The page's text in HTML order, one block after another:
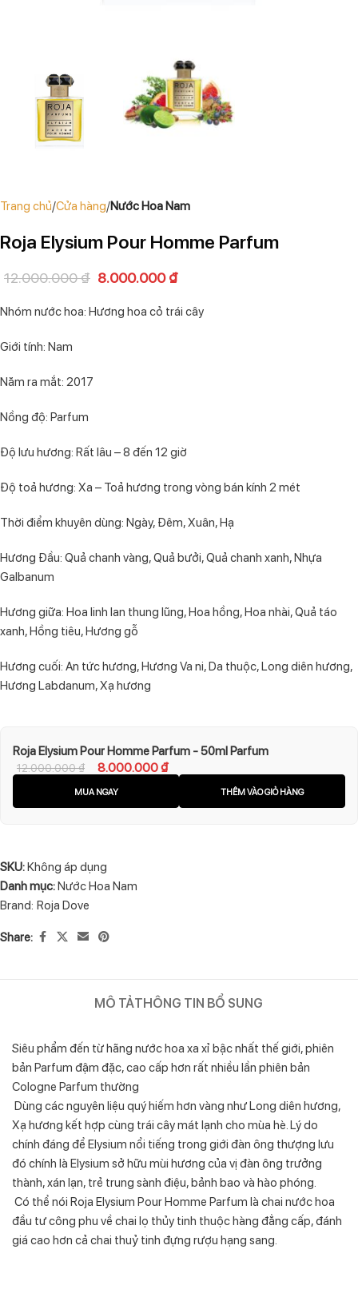
Trang chủ Cửa hàng Nước Hoa Nam
Roja Elysium Pour Homme Parfum
12.000.000₫ 8.000.000₫
Nhóm nước hoa: Hương hoa cỏ trái cây
Giới tính: Nam
Năm ra mắt: 2017
Nồng độ: Parfum
Độ lưu hương: Rất lâu – 8 đến 12 giờ
Độ toả hương: Xa – Toả hương trong vòng bán kính 2 mét
Thời điểm khuyên dùng: Ngày, Đêm, Xuân, Hạ
Hương Đầu: Quả chanh vàng, Quả bưởi, Quả chanh xanh, Nhựa
Galbanum
Hương giữa: Hoa linh lan thung lũng, Hoa hồng, Hoa nhài, Quả táo
xanh, Hồng tiêu, Hương gỗ
Hương cuối: An tức hương, Hương Va ni, Da thuộc, Long diên hương,
Hương Labdanum, Xạ hương
Roja Elysium Pour Homme Parfum - 50ml Parfum
12.000.000₫ 8.000.000₫
MUA NGAY THÊM VÀO GIỎ HÀNG
SKU:Không áp dụng
Danh mục:Nước Hoa Nam
Brand: Roja Dove
Share:
MÔ TẢTHÔNG TIN BỔ SUNG
Siêu phẩm đến từ hãng nước hoa xa xỉ bậc nhất thế giới, phiên
bản Parfum đậm đặc, cao cấp hơn rất nhiều lần phiên bản
Cologne Parfum thường
Dùng các nguyên liệu quý hiếm hơn vàng như Long diên hương,
Xạ hương kết hợp cùng trái cây mát lạnh cho mùa hè. Lý do
chính đáng để Elysium nổi tiếng trong giới đàn ông thượng lưu
đó chính là Elysium sở hữu mùi hương của vị đàn ông trưởng
thành, xán lạn, trẻ trung sành điệu, bảnh bao và hào phóng.
Có thể nói Roja Elysium Pour Homme Parfum là chai nước hoa
đầu tư công phu về chai lọ thủy tinh thuộc hàng đẳng cấp, đánh
giá cao hơn cả chai thuỷ tinh đựng rượu hạng sang.